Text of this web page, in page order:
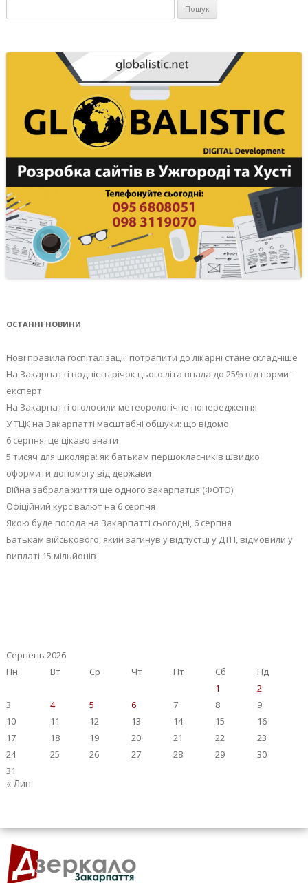
ОСТАННІ НОВИНИ
Нові правила госпіталізації: потрапити до лікарні стане складніше
На Закарпатті водність річок цього літа впала до 25% від норми –
експерт
На Закарпатті оголосили метеорологічне попередження
У ТЦК на Закарпатті масштабні обшуки: що відомо
6 серпня: це цікаво знати
5 тисяч для школяра: як батькам першокласників швидко
оформити допомогу від держави
Війна забрала життя ще одного закарпатця (ФОТО)
Офіційний курс валют на 6 серпня
Якою буде погода на Закарпатті сьогодні, 6 серпня
Батькам військового, який загинув у відпустці у ДТП, відмовили у
виплаті 15 мільйонів
Серпень 2026
Пн
Вт Ср Чт Пт Сб
Нд
1
2
3
4 5 6 7 8
9
10
11 12 13 14 15
16
17
18 19 20 21 22
23
24
25 26 27 28 29
30
31
« Лип